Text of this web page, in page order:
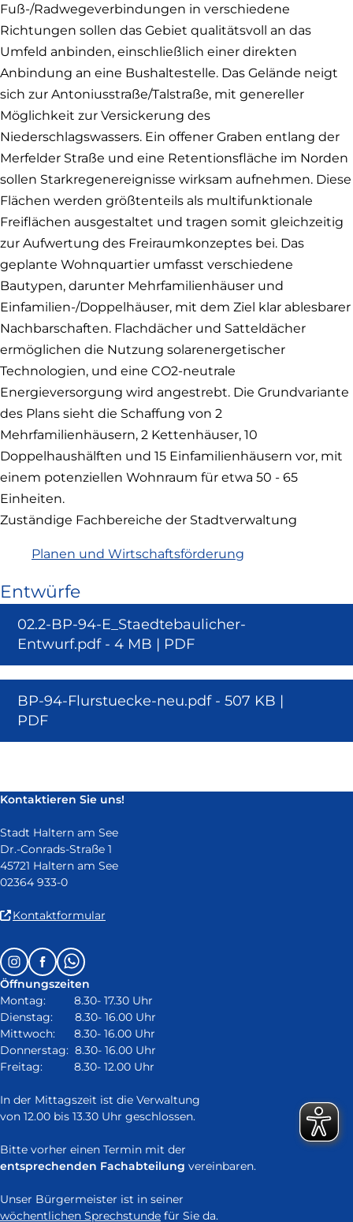
Fuß-/Radwegeverbindungen in verschiedene
Richtungen sollen das Gebiet qualitätsvoll an das
Umfeld anbinden, einschließlich einer direkten
Anbindung an eine Bushaltestelle. Das Gelände neigt
sich zur Antoniusstraße/Talstraße, mit genereller
Möglichkeit zur Versickerung des
Niederschlagswassers. Ein offener Graben entlang der
Merfelder Straße und eine Retentionsfläche im Norden
sollen Starkregenereignisse wirksam aufnehmen. Diese
Flächen werden größtenteils als multifunktionale
Freiflächen ausgestaltet und tragen somit gleichzeitig
zur Aufwertung des Freiraumkonzeptes bei. Das
geplante Wohnquartier umfasst verschiedene
Bautypen, darunter Mehrfamilienhäuser und
Einfamilien-/Doppelhäuser, mit dem Ziel klar ablesbarer
Nachbarschaften. Flachdächer und Satteldächer
ermöglichen die Nutzung solarenergetischer
Technologien, und eine CO2-neutrale
Energieversorgung wird angestrebt. Die Grundvariante
des Plans sieht die Schaffung von 2
Mehrfamilienhäusern, 2 Kettenhäuser, 10
Doppelhaushälften und 15 Einfamilienhäusern vor, mit
einem potenziellen Wohnraum für etwa 50 - 65
Einheiten.
Zuständige Fachbereiche der Stadtverwaltung
Planen und Wirtschaftsförderung
Entwürfe
02.2-BP-94-E_Staedtebaulicher-
Entwurf.pdf - 4 MB | PDF
BP-94-Flurstuecke-neu.pdf - 507 KB |
PDF
Kontaktieren Sie uns!
Stadt Haltern am See
Dr.-Conrads-Straße 1
45721 Haltern am See
02364 933-0
Kontaktformular
in
neuem
Fenster)
Follow
us
on:
InstagramFacebookWhatsapp
Öffnungszeiten
Montag: 8.30- 17.30 Uhr
Dienstag: 8.30- 16.00 Uhr
Mittwoch: 8.30- 16.00 Uhr
Donnerstag: 8.30- 16.00 Uhr
Freitag: 8.30- 12.00 Uhr
In der Mittagszeit ist die Verwaltung
von 12.00 bis 13.30 Uhr geschlossen.
Bitte vorher einen Termin mit der
entsprechenden Fachabteilung vereinbaren.
Unser Bürgermeister ist in seiner
wöchentlichen Sprechstunde für Sie da.